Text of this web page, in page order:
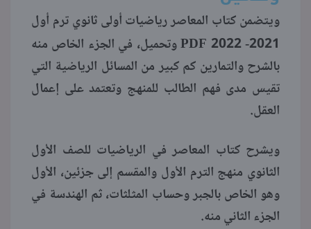
ويتضمن كتاب المعاصر رياضيات أولى ثانوي ترم أول
2021- 2022
PDFوتحميل، في الجزء الخاص منه
بالشرح والتمارين كم كبير من المسائل الرياضية التي
تقيس مدى فهم الطالب للمنهج وتعتمد على إعمال
العقل.
ويشرح كتاب المعاصر في الرياضيات للصف الأول
الثانوي منهج الترم الأول والمقسم إلى جزئين، الأول
وهو الخاص بالجبر وحساب المثلثات، ثم الهندسة في
الجزء الثاني منه.